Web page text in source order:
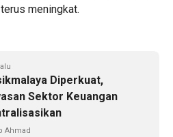
meningkat.
Diperkuat,
Sektor Keuangan
Ahmad